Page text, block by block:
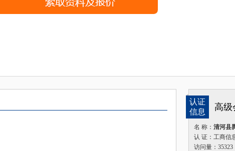
认证
信息
高级
名 称： 清河县
认 证：工商信
访问量：35323